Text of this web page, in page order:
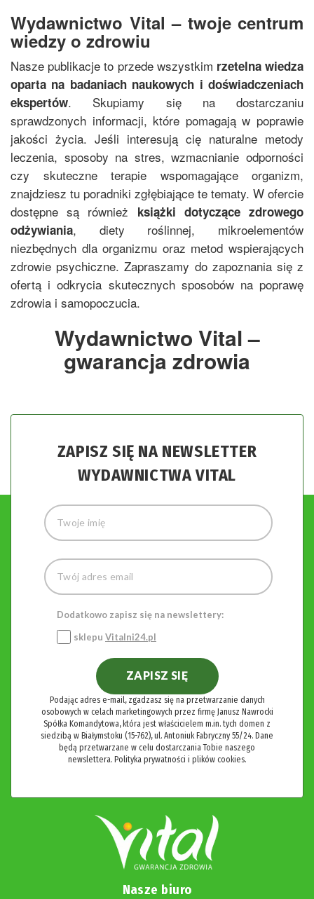
Wydawnictwo Vital – twoje centrum
wiedzy o zdrowiu
Nasze publikacje to przede wszystkim rzetelna wiedza
oparta na badaniach naukowych i doświadczeniach
ekspertów. Skupiamy się na dostarczaniu
sprawdzonych informacji, które pomagają w poprawie
jakości życia. Jeśli interesują cię naturalne metody
leczenia, sposoby na stres, wzmacnianie odporności
czy skuteczne terapie wspomagające organizm,
znajdziesz tu poradniki zgłębiające te tematy. W ofercie
dostępne są również książki dotyczące zdrowego
odżywiania, diety roślinnej, mikroelementów
niezbędnych dla organizmu oraz metod wspierających
zdrowie psychiczne. Zapraszamy do zapoznania się z
ofertą i odkrycia skutecznych sposobów na poprawę
zdrowia i samopoczucia.
Wydawnictwo Vital –
gwarancja zdrowia
ZAPISZ SIĘ NA NEWSLETTER
WYDAWNICTWA VITAL
Dodatkowo zapisz się na newslettery:
sklepu Vitalni24.pl
ZAPISZ SIĘ
Podając adres e-mail, zgadzasz się na przetwarzanie danych
osobowych w celach marketingowych przez firmę Janusz Nawrocki
Spółka Komandytowa, która jest właścicielem m.in. tych domen z
siedzibą w Białymstoku (15-762), ul. Antoniuk Fabryczny 55/24. Dane
będą przetwarzane w celu dostarczania Tobie naszego
newslettera. Polityka prywatności i plików cookies.
Nasze biuro